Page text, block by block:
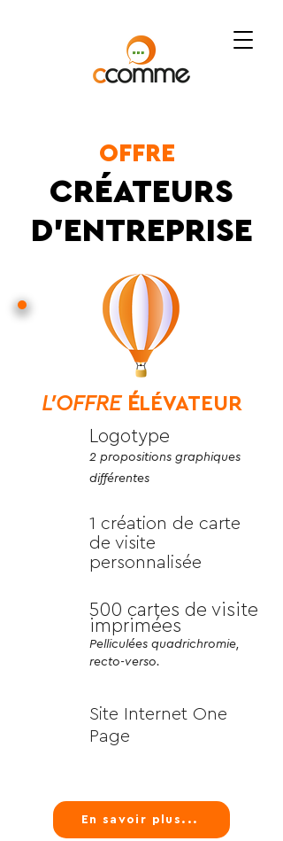
OFFRE
CRÉATEURS
D'ENTREPRISE
L'OFFREÉLÉVATEUR
Logotype
2 propositions graphiques
différentes
1 création de carte
de visite
personnalisée
500 cartes de visite
imprimées
Pelliculées quadrichromie,
recto-verso.
Site Internet One
Page
En savoir plus...